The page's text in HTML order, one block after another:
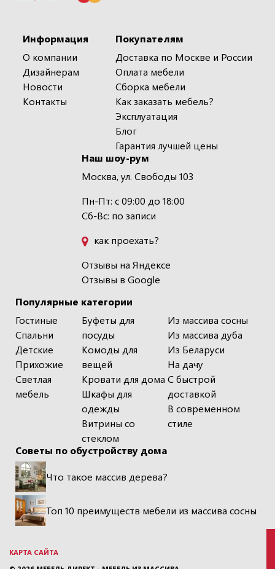
Информация
О компании
Дизайнерам
Новости
Контакты
Популярные категории
Гостиные
Спальни
Детские
Прихожие
Светлая
мебель
Буфеты для
посуды
Комоды для
вещей
Кровати для дома
Шкафы для
одежды
Витрины со
стеклом
Из массива сосны
Из массива дуба
Из Беларуси
На дачу
С быстрой
доставкой
В современном
стиле
Покупателям
Доставка по Москве и России
Оплата мебели
Сборка мебели
Как заказать мебель?
Эксплуатация
Блог
Гарантия лучшей цены
Наш шоу-рум
Москва, ул. Свободы 103
Пн-Пт: с 09:00 до 18:00
Сб-Вс: по записи
как проехать?
Отзывы на Яндексе
Отзывы в Google
Советы по обустройству дома
Что такое массив дерева?
Топ 10 преимуществ мебели из массива сосны
КАРТА САЙТА